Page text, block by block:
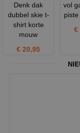
Denk dak
dubbel skie t-
shirt korte
mouw
€ 20,95
vol
€